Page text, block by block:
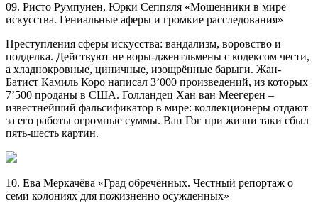
09. Ристо Румпунен, Юрки Сеппяля «Мошенники в мире
искусства. Гениальные аферы и громкие расследования»
Преступления сферы искусства: вандализм, воровство и
подделка. Действуют не воры-джентльмены с кодексом чести,
а хладнокровные, циничные, изощрённые барыги. Жан-
Батист Камиль Коро написал 3’000 произведений, из которых
7’500 проданы в США. Голландец Хан ван Меегерен –
известнейший фальсификатор в мире: коллекционеры отдают
за его работы огромные суммы. Ван Гог при жизни таки сбыл
пять-шесть картин.
10. Ева Меркачёва «Град обречённых. Честный репортаж о
семи колониях для пожизненно осужденных»